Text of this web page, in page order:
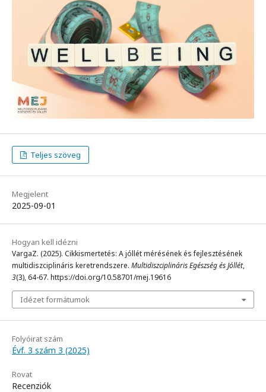
Teljes szöveg
Megjelent
2025-09-01
Hogyan kell idézni
VargaZ. (2025). Cikkismertetés: A jóllét mérésének és fejlesztésének
multidiszciplináris keretrendszere. Multidiszciplináris Egészség és Jóllét,
3(3), 64-67. https://doi.org/10.58701/mej.19616
Idézet formátumok
Folyóirat szám
Évf. 3 szám 3 (2025)
Rovat
Recenziók